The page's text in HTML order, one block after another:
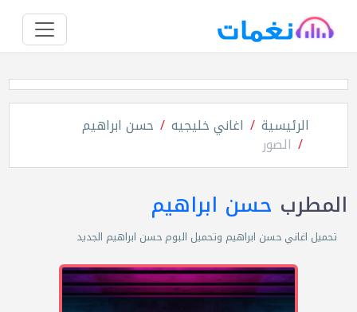
الرئيسية اغاني خليجيه حسن ابراهيم
الصور
المطرب حسن ابراهيم
تحميل اغاني حسن ابراهيم وتحميل البوم حسن ابراهيم الجديد